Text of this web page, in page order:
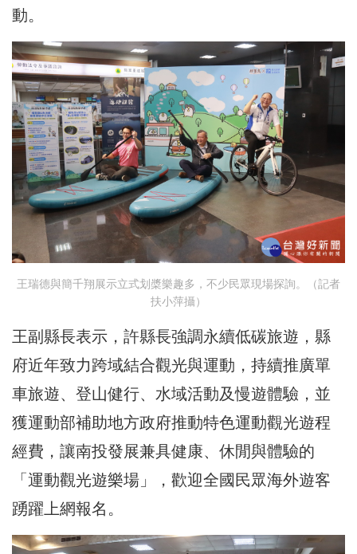
動。
王瑞德與簡千翔展示立式划槳樂趣多，不少民眾現場探詢。（記者
扶小萍攝）
王副縣長表示，許縣長強調永續低碳旅遊，縣
府近年致力跨域結合觀光與運動，持續推廣單
車旅遊、登山健行、水域活動及慢遊體驗，並
獲運動部補助地方政府推動特色運動觀光遊程
經費，讓南投發展兼具健康、休閒與體驗的
「運動觀光遊樂場」，歡迎全國民眾海外遊客
踴躍上網報名。